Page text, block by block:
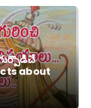
about